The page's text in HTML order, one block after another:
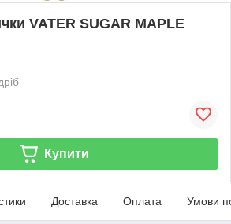
VATER SUGAR MAPLE
Купити
Доставка Оплата Умови